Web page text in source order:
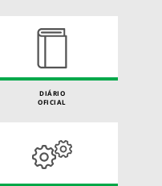
DIÁRIO
OFICIAL